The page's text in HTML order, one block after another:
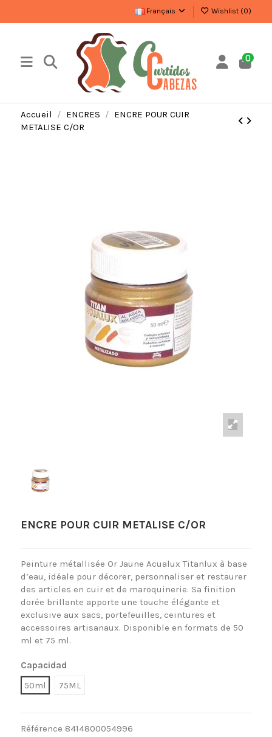
Français Wishlist (0)
0
Accueil ENCRES
ENCRE POUR CUIR
METALISE C/OR
ENCRE POUR CUIR METALISE C/OR
Peinture métallisée Or Jaune Acualux Titanlux à base
d’eau, idéale pour décorer, personnaliser et restaurer
des articles en cuir et de maroquinerie. Sa finition
dorée brillante apporte une touche élégante et
exclusive aux sacs, portefeuilles, ceintures et
accessoires artisanaux. Disponible en formats de 50
ml et 75 ml.
Capacidad
50ml
75ML
Référence 8414800054996